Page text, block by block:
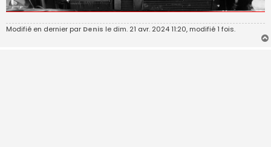
Modifié en dernier par Denis le dim. 21 avr. 2024 11:20, modifié 1 fois.